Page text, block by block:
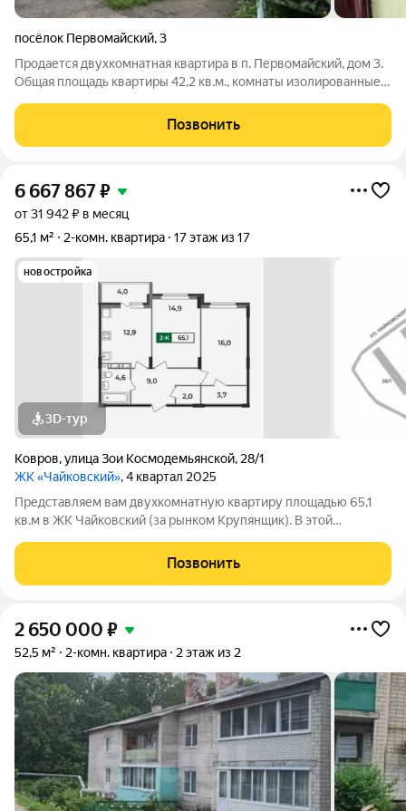
посёлок Первомайский,3
Продается двухкомнатная квартира в п. Первомайский, дом 3.
Общая площадь квартиры 42,2 кв.м., комнаты изолированные,
ремонта. Дом расположен в поселке с развитой
инфраструктурой: магазины, дом
Позвонить
6 667 867₽
от 31 942 ₽ в месяц
65,1 м²
2-комн. квартира 17 этаж из 17
новостройка
3D-тур
Ковров,улица Зои Космодемьянской, 28/1
ЖК «Чайковский», 4 квартал 2025
Представляем вам двухкомнатную квартиру площадью 65,1
кв.м в ЖК Чайковский (за рынком Крупянщик). В этой
вещи аккуратно и организованносовмещенный
санузелдополнительная гардеробная в одной из
Позвонить
2 650 000 ₽
52,5 м² 2-комн. квартира 2 этаж из 2